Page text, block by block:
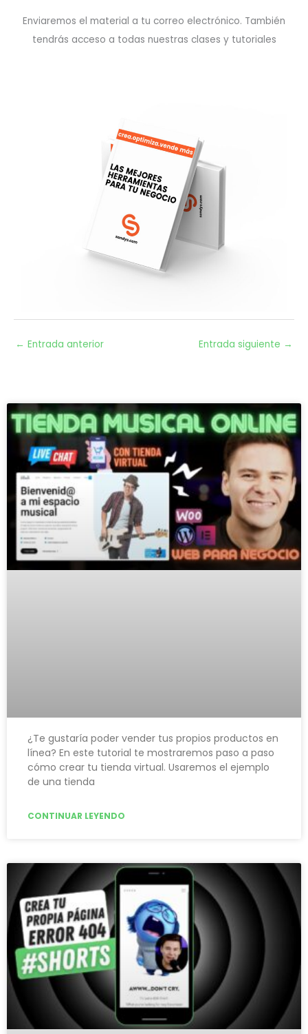
Enviaremos el material a tu correo electrónico. También
tendrás acceso a todas nuestras clases y tutoriales
← Entrada anterior Entrada siguiente →
¿Te gustaría poder vender tus propios productos en
línea? En este tutorial te mostraremos paso a paso
cómo crear tu tienda virtual. Usaremos el ejemplo
de una tienda
CONTINUAR LEYENDO